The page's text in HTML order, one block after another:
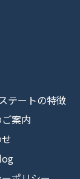
テートの特徴
案内